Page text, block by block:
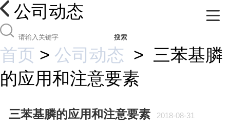
公司动态
搜索
首页 > 公司动态 > 三苯基膦
的应用和注意要素
三苯基膦的应用和注意要素 2018-08-31